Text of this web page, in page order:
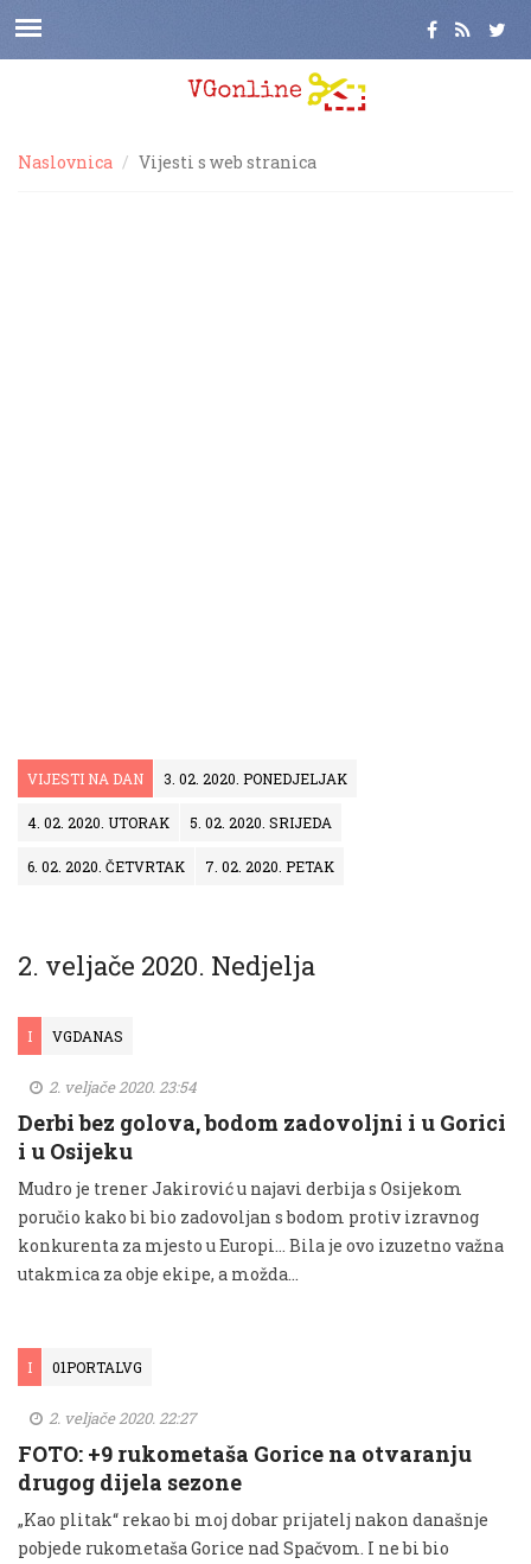
Naslovnica Vijesti s web stranica
VIJESTI NA DAN 3. 02. 2020. PONEDJELJAK
4. 02. 2020. UTORAK 5. 02. 2020. SRIJEDA
6. 02. 2020. ČETVRTAK 7. 02. 2020. PETAK
2. veljače 2020. Nedjelja
I VGDANAS
2. veljače 2020. 23:54
Derbi bez golova, bodom zadovoljni i u Gorici
i u Osijeku
Mudro je trener Jakirović u najavi derbija s Osijekom
poručio kako bi bio zadovoljan s bodom protiv izravnog
konkurenta za mjesto u Europi... Bila je ovo izuzetno važna
utakmica za obje ekipe, a možda...
I 01PORTALVG
2. veljače 2020. 22:27
FOTO: +9 rukometaša Gorice na otvaranju
drugog dijela sezone
„Kao plitak“ rekao bi moj dobar prijatelj nakon današnje
pobjede rukometaša Gorice nad Spačvom. I ne bi bio